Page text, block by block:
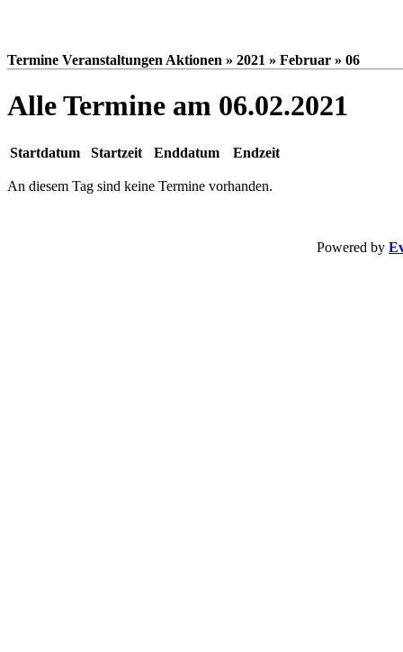
Termine Veranstaltungen Aktionen » 2021 » Februar » 06
Alle Termine am 06.02.2021
Startdatum Startzeit Enddatum Endzeit
An diesem Tag sind keine Termine vorhanden.
Powered by